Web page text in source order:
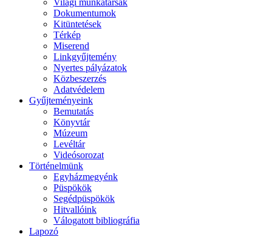
Világi munkatársak
Dokumentumok
Kitüntetések
Térkép
Miserend
Linkgyűjtemény
Nyertes pályázatok
Közbeszerzés
Adatvédelem
Gyűjteményeink
Bemutatás
Könyvtár
Múzeum
Levéltár
Videósorozat
Történelmünk
Egyházmegyénk
Püspökök
Segédpüspökök
Hitvallóink
Válogatott bibliográfia
Lapozó